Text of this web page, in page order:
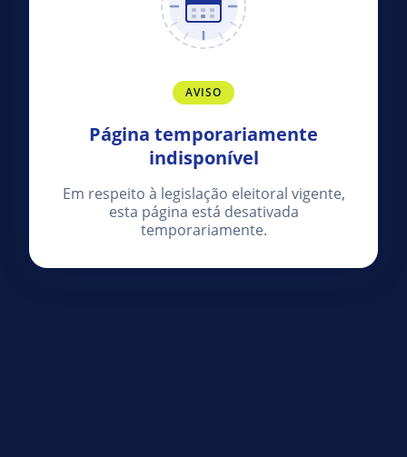
AVISO
Página temporariamente
indisponível
Em respeito à legislação eleitoral vigente,
esta página está desativada
temporariamente.